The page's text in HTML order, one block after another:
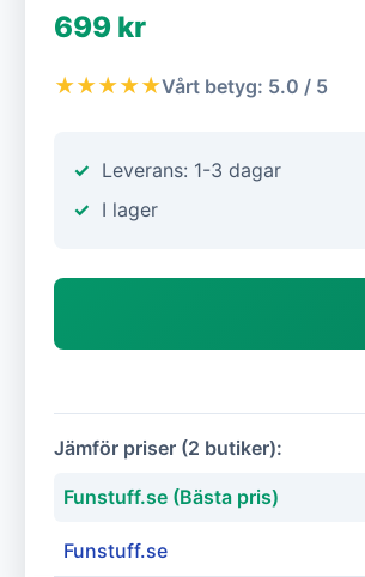
699 kr
★★★★★Vårt betyg: 5.0 / 5
Leverans: 1-3 dagar
I lager
Jämför priser (2 butiker):
Funstuff.se (Bästa pris)
Funstuff.se